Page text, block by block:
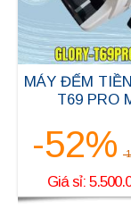
MÁY ĐẾM
T69 PRO
-52%
Giá sỉ: